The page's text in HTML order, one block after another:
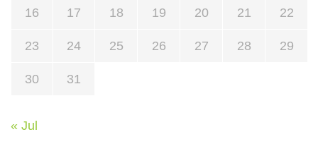
16 17 18 19 20 21 22
23 24 25 26 27 28 29
30 31
« Jul